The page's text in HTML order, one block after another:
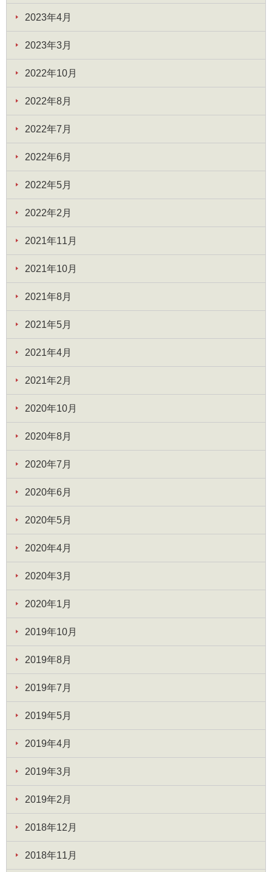
2023年4月
2023年3月
2022年10月
2022年8月
2022年7月
2022年6月
2022年5月
2022年2月
2021年11月
2021年10月
2021年8月
2021年5月
2021年4月
2021年2月
2020年10月
2020年8月
2020年7月
2020年6月
2020年5月
2020年4月
2020年3月
2020年1月
2019年10月
2019年8月
2019年7月
2019年5月
2019年4月
2019年3月
2019年2月
2018年12月
2018年11月